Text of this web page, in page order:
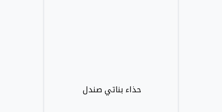
حذاء بناتي صندل